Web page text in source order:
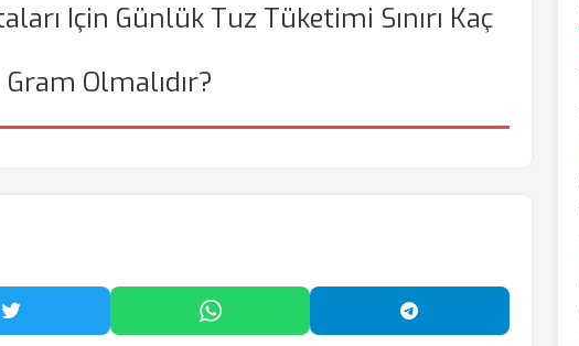
Için Günlük Tuz Tüketimi Sınırı Kaç
Gram Olmalıdır?
Twitter'da Paylaş WhatsApp'ta Paylaş Telegram'da Paylaş